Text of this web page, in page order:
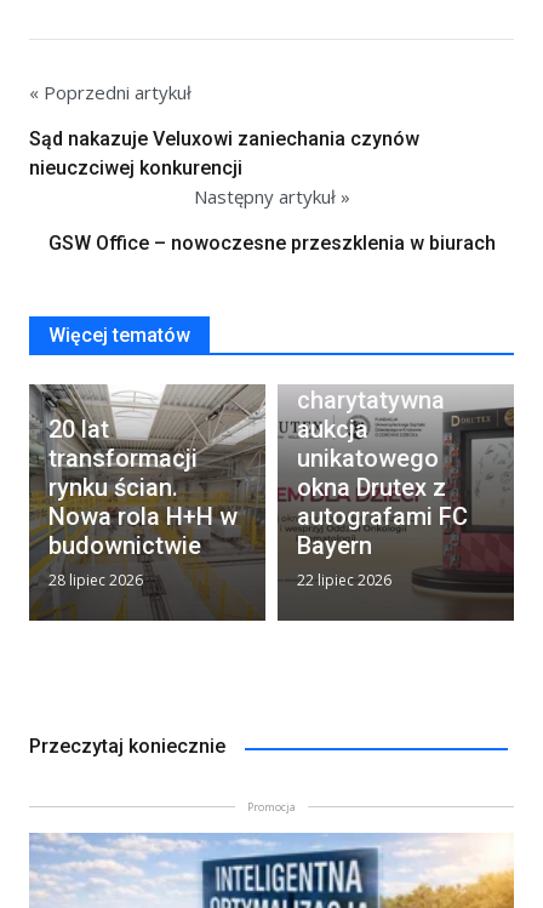
« Poprzedni artykuł
Sąd nakazuje Veluxowi zaniechania czynów
nieuczciwej konkurencji
Następny artykuł »
GSW Office – nowoczesne przeszklenia w biurach
Więcej tematów
20 lat
transformacji
rynku ścian.
Nowa rola H+H w
budownictwie
28 lipiec 2026
charytatywna
aukcja
unikatowego
okna Drutex z
autografami FC
Bayern
22 lipiec 2026
Przeczytaj koniecznie
Promocja